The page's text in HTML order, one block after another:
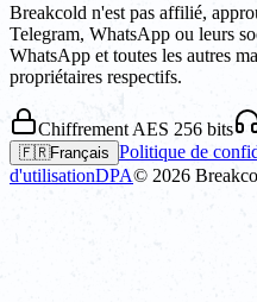
Breakcold n'est pas affilié,
Telegram, WhatsApp ou leurs
WhatsApp et toutes les autres
propriétaires respectifs.
Chiffrement AES 256 bits
🇫🇷Français Politique de
d'utilisationDPA© 2026